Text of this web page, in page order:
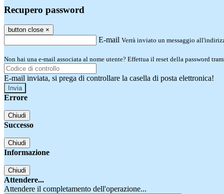
Recupero password
button close ×
E-mail Verrà inviato un messaggio
Non hai una e-mail associata al nome utente? Effettua il reset della password
E-mail inviata, si prega di controllare la casella di posta elettronica!
Errore
Chiudi
Successo
Chiudi
Informazione
Chiudi
Attendere...
Attendere il completamento dell'operazione...